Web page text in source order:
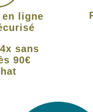
en ligne
sans
90€